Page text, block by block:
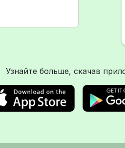
Узнайте больше, скачав